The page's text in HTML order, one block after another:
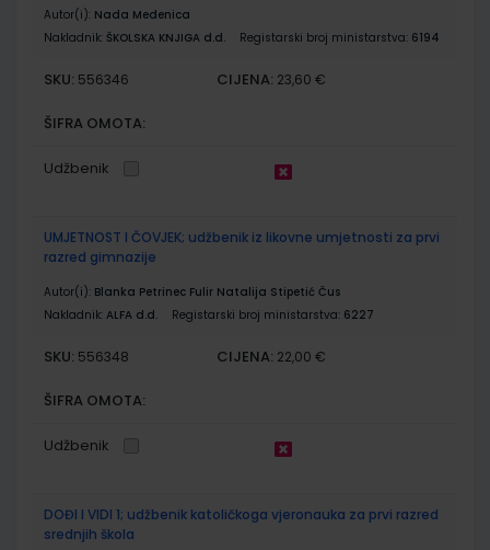
Autor(i): Nada Medenica
Nakladnik: ŠKOLSKA KNJIGA d.d. Registarski broj ministarstva: 6194
SKU: 556346 CIJENA: 23,60 €
ŠIFRA OMOTA:
Udžbenik
UMJETNOST I ČOVJEK; udžbenik iz likovne umjetnosti za prvi
razred gimnazije
Autor(i): Blanka Petrinec Fulir Natalija Stipetić Čus
Nakladnik: ALFA d.d. Registarski broj ministarstva: 6227
SKU: 556348 CIJENA: 22,00 €
ŠIFRA OMOTA:
Udžbenik
DOĐI I VIDI 1; udžbenik katoličkoga vjeronauka za prvi razred
srednjih škola